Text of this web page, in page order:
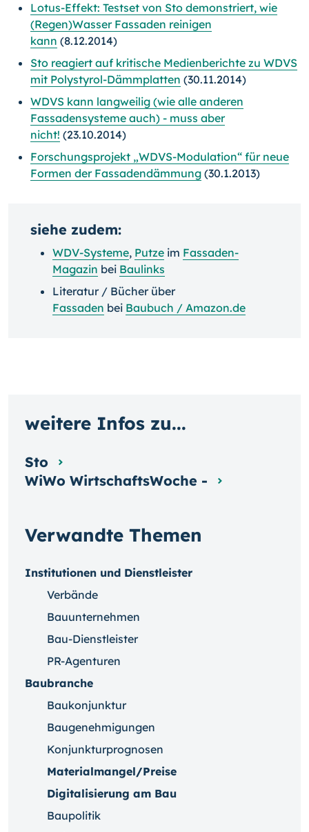
Lotus-Effekt: Testset von Sto demonstriert, wie
(Regen)Wasser Fassaden reinigen
kann (8.12.2014)
Sto reagiert auf kritische Medienberichte zu WDVS
mit Polystyrol-Dämmplatten (30.11.2014)
WDVS kann langweilig (wie alle anderen
Fassadensysteme auch) - muss aber
nicht! (23.10.2014)
Forschungsprojekt „WDVS-Modulation“ für neue
Formen der Fassadendämmung (30.1.2013)
siehe zudem:
WDV-Systeme, Putze im Fassaden-
Magazin bei Baulinks
Literatur / Bücher über
Fassaden bei Baubuch / Amazon.de
Verwandte Themen
Institutionen und Dienstleister
Verbände
Bauunternehmen
Bau-Dienstleister
PR-Agenturen
Baubranche
Baukonjunktur
Baugenehmigungen
Konjunkturprognosen
Materialmangel/Preise
Digitalisierung am Bau
Baupolitik
weitere Infos zu...
Sto
WiWo WirtschaftsWoche -